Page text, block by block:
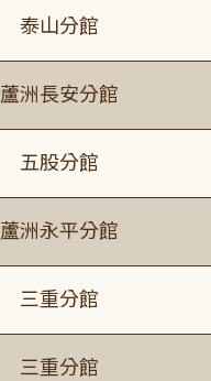
泰山分館
蘆洲長安分館
五股分館
蘆洲永平分館
三重分館
三重分館